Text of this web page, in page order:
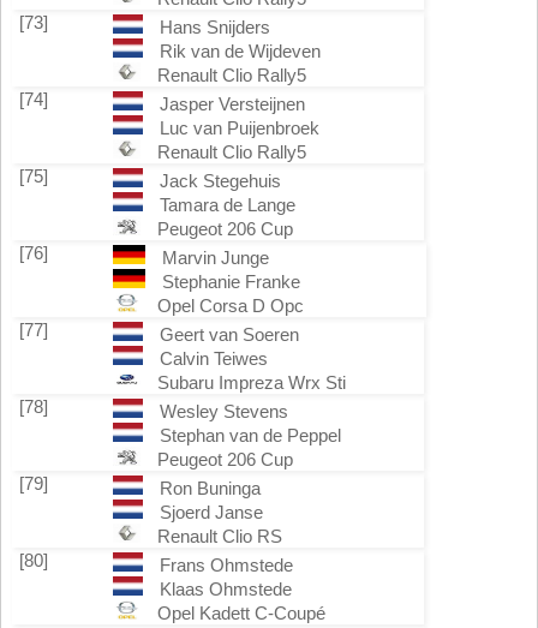
[73]
Hans Snijders
Rik van de Wijdeven
Renault Clio Rally5
[74]
Jasper Versteijnen
Luc van Puijenbroek
Renault Clio Rally5
[75]
Jack Stegehuis
Tamara de Lange
Peugeot 206 Cup
[76]
Marvin Junge
Stephanie Franke
Opel Corsa D Opc
[77]
Geert van Soeren
Calvin Teiwes
Subaru Impreza Wrx Sti
[78]
Wesley Stevens
Stephan van de Peppel
Peugeot 206 Cup
[79]
Ron Buninga
Sjoerd Janse
Renault Clio RS
[80]
Frans Ohmstede
Klaas Ohmstede
Opel Kadett C-Coupé